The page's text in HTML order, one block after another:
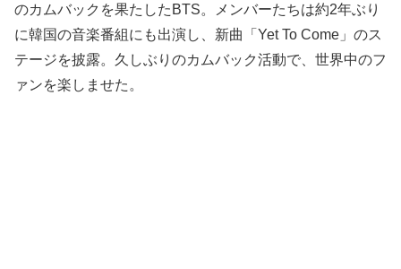
のカムバックを果たしたBTS。メンバーたちは約2年ぶり
に韓国の音楽番組にも出演し、新曲「Yet To Come」のス
テージを披露。久しぶりのカムバック活動で、世界中のフ
ァンを楽しませた。